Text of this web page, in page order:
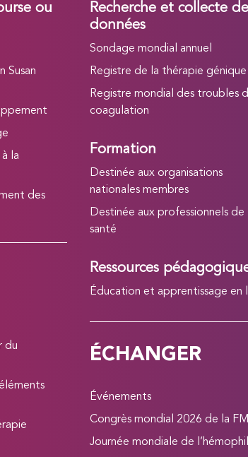
ou
Susan
la
des
du
Recherche et collecte de
données
Sondage mondial annuel
Registre de la thérapie génique
Registre mondial des troubles
coagulation
Formation
Destinée aux organisations
nationales membres
Destinée aux professionnels de
santé
Ressources
Éducation et apprentissage en
ÉCHANGER
Événements
Congrès mondial 2026 de la
Journée mondiale de